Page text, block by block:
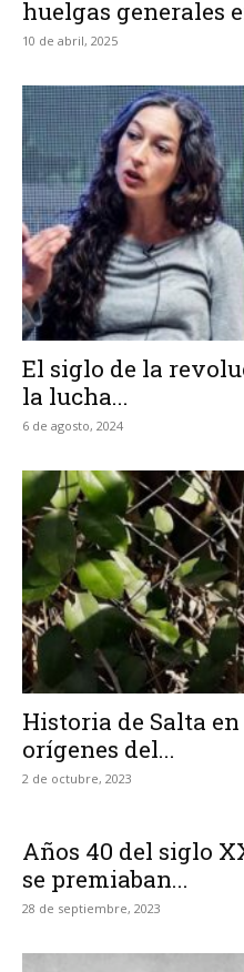
huelgas generales
10 de abril, 2025
El siglo de la
la lucha...
6 de agosto, 2024
Historia de Salta
orígenes del...
2 de octubre, 2023
Años 40 del siglo
se premiaban...
28 de septiembre, 2023